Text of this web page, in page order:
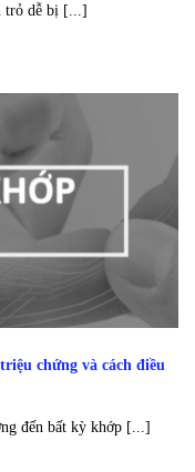
trỏ dễ bị [...]
chứng và cách điều
đến bất kỳ khớp [...]